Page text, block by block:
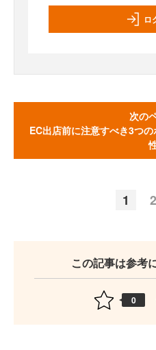
ロ
次の
EC出店前に注意すべき3つ
1 2
この記事は参考
0